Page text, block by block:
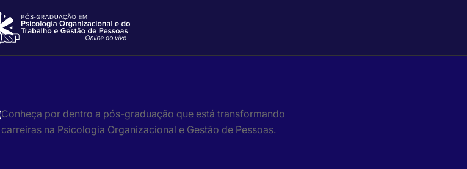
Conheça por dentro a pós-graduação que está transformando
carreiras na Psicologia Organizacional e Gestão de Pessoas.